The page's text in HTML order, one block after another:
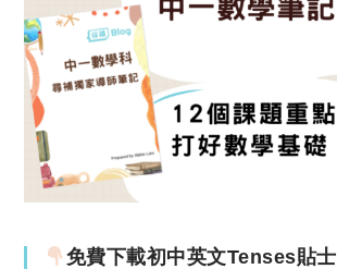
免費下載初中英文Tenses貼士